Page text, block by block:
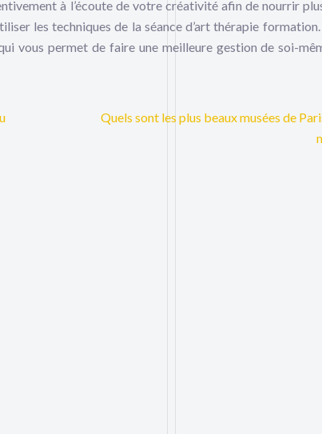
à l’écoute de votre créativité afin de nourrir
les techniques de la séance d’art thérapie
vous permet de faire une meilleure gestion de soi-
Quels sont les plus beaux musées de